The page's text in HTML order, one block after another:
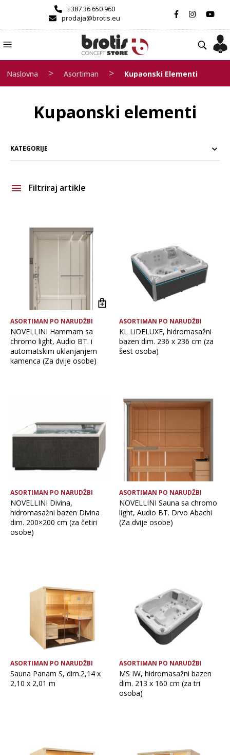
+387 36 650 960
prodaja@brotis.eu
Naslovna > Asortiman > Kupaonski Elementi
Kupaonski elementi
KATEGORIJE
Filtriraj artikle
Brand
Vrsta asortimana
Glavna boja
OČISTI FILTERE
ASORTIMAN PO NARUDŽBI
NOVELLINI Hammam sa
chromo light, Audio BT. i
automatskim uklanjanjem
kamenca (Za dvije osobe)
ASORTIMAN PO NARUDŽBI
KL LiDELUXE, hidromasažni
bazen dim. 236 x 236 cm (za
šest osoba)
ASORTIMAN PO NARUDŽBI
NOVELLINI Divina,
hidromasažni bazen Divina
dim. 200×200 cm (za četiri
osobe)
ASORTIMAN PO NARUDŽBI
NOVELLINI Sauna sa chromo
light, Audio BT. Drvo Abachi
(Za dvije osobe)
ASORTIMAN PO NARUDŽBI
Sauna Panam S, dim.2,14 x
2,10 x 2,01 m
ASORTIMAN PO NARUDŽBI
MS IW, hidromasažni bazen
dim. 213 x 160 cm (za tri
osoba)